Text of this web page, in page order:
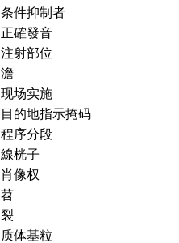
条件抑制者
正確發音
注射部位
澹
现场实施
目的地指示掩码
程序分段
線桄子
肖像权
苕
裂
质体基粒